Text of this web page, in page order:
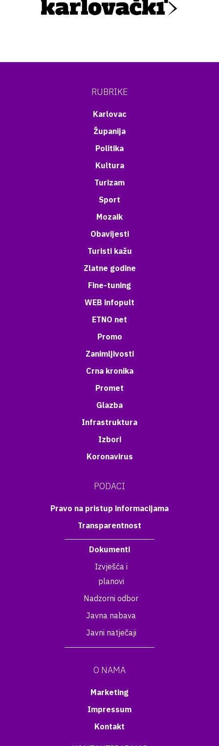
RUBRIKE
Karlovac
Županija
Politika
Kultura
Turizam
Sport
Mozaik
Obavijesti
Turisti kažu
Zlatne godine
Fine-tuning
WEB infopult
ETNO net
Promo
Zanimljivosti
Crna kronika
Promet
Glazba
Infrastruktura
Izbori
Koronavirus
PODACI
Pravo na pristup informacijama
Transparentnost
Dokumenti
Izvješća i
planovi
Nadzorni odbor
Javna nabava
Javni natječaji
O NAMA
Marketing
Impressum
Kontakt